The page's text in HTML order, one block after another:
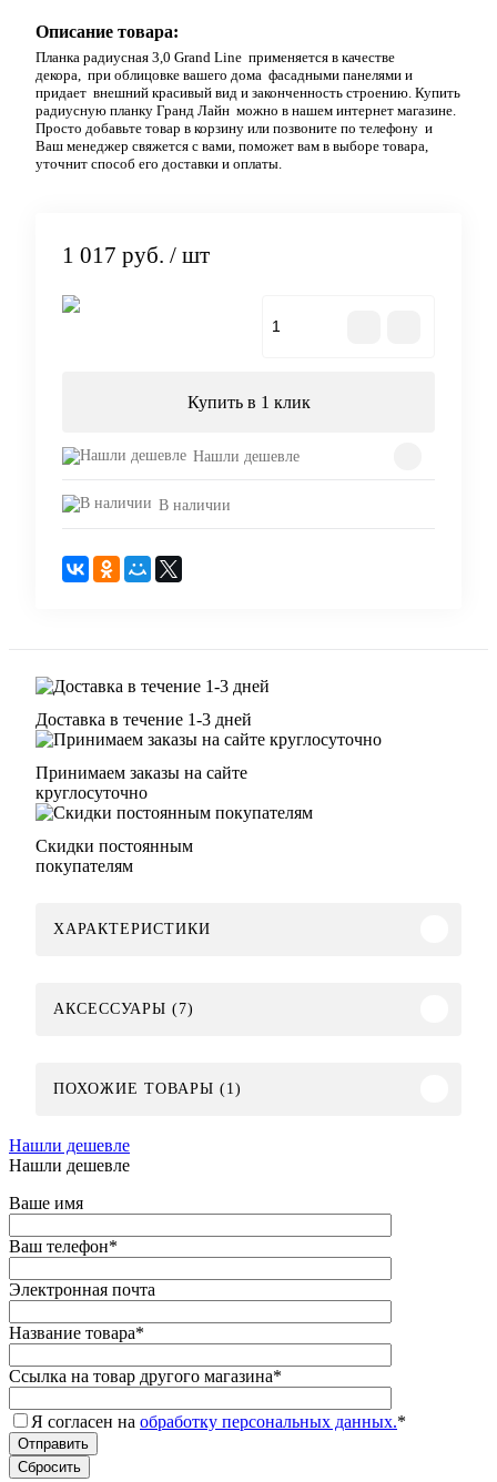
Описание товара:
Планка радиусная 3,0 Grand Line применяется в качестве
декора, при облицовке вашего дома фасадными панелями и
придает внешний красивый вид и законченность строению. Купить
радиусную планку Гранд Лайн можно в нашем интернет магазине.
Просто добавьте товар в корзину или позвоните по телефону и
Ваш менеджер свяжется с вами, поможет вам в выборе товара,
уточнит способ его доставки и оплаты.
1 017 руб. / шт
Купить в 1 клик
Нашли дешевле
В наличии
Доставка в течение 1-3 дней
Принимаем заказы на сайте
круглосуточно
Скидки постоянным
покупателям
ХАРАКТЕРИСТИКИ
АКСЕССУАРЫ (7)
ПОХОЖИЕ ТОВАРЫ (1)
Нашли дешевле
Нашли дешевле
Ваше имя
Ваш телефон*
Электронная почта
Название товара*
Ссылка на товар другого магазина*
Я согласен на обработку персональных данных.*